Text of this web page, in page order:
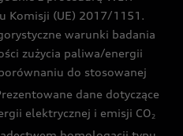
Komisji (UE) 2017/1151.
warunki badania
zużycia paliwa/energii
do stosowanej
dane dotyczące
elektrycznej i emisji CO2